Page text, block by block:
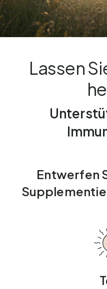
Lassen
Entwerfen